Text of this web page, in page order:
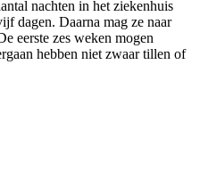
nachten in het ziekenhuis
dagen. Daarna mag ze naar
eerste zes weken mogen
hebben niet zwaar tillen of